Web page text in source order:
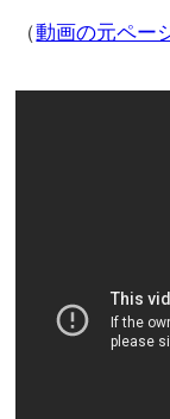
（動画の元ペー